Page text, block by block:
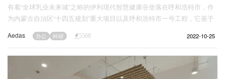
有着“全球乳业未来城”之称的伊利现代智慧健康谷坐落在呼和浩特市，作
为内蒙古自治区“十四五规划”重大项目以及呼和浩特市一号工程，它基于
全新的产城融合模式以及数字科技，构建全链条式产业，对中国乳业发展
有着极为重要的意义。Aedas全球设计董事韦业启（Ken Wai）、执行董
家级乳业技术创新中心。
Aedas 办公 科研 5508 2022-10-25